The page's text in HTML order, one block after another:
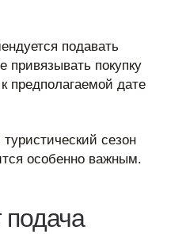
подавать
привязывать покупку
предполагаемой дате
сезон
особенно важным.
подача